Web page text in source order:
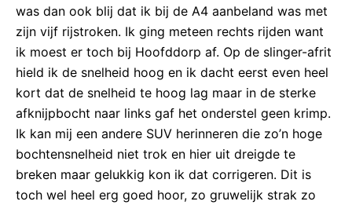
was dan ook blij dat ik bij de A4 aanbeland was met
zijn vijf rijstroken. Ik ging meteen rechts rijden want
ik moest er toch bij Hoofddorp af. Op de slinger-afrit
hield ik de snelheid hoog en ik dacht eerst even heel
kort dat de snelheid te hoog lag maar in de sterke
afknijpbocht naar links gaf het onderstel geen krimp.
Ik kan mij een andere SUV herinneren die zo’n hoge
bochtensnelheid niet trok en hier uit dreigde te
breken maar gelukkig kon ik dat corrigeren. Dit is
toch wel heel erg goed hoor, zo gruwelijk strak zo